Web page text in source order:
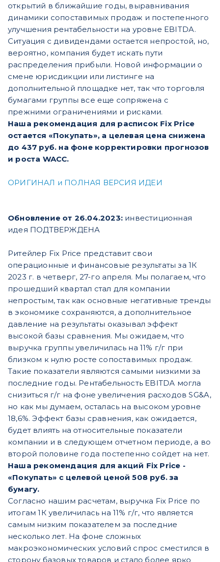
открытий в ближайшие годы, выравнивания
динамики сопоставимых продаж и постепенного
улучшения рентабельности на уровне EBITDA.
Ситуация с дивидендами остается непростой, но,
вероятно, компания будет искать пути
распределения прибыли. Новой информации о
смене юрисдикции или листинге на
дополнительной площадке нет, так что торговля
бумагами группы все еще сопряжена с
прежними ограничениями и рисками.
Наша рекомендация для расписок Fix Price
остается «Покупать», а целевая цена снижена
до 437 руб. на фоне корректировки прогнозов
и роста WACC.
ОРИГИНАЛ и ПОЛНАЯ ВЕРСИЯ ИДЕИ
Обновление от 26.04.2023: инвестиционная
идея ПОДТВЕРЖДЕНА
Ритейлер Fix Price представит свои
операционные и финансовые результаты за 1К
2023 г. в четверг, 27-го апреля. Мы полагаем, что
прошедший квартал стал для компании
непростым, так как основные негативные тренды
в экономике сохраняются, а дополнительное
давление на результаты оказывал эффект
высокой базы сравнения. Мы ожидаем, что
выручка группы увеличилась на 11% г/г при
близком к нулю росте сопоставимых продаж.
Такие показатели являются самыми низкими за
последние годы. Рентабельность EBITDA могла
снизиться г/г на фоне увеличения расходов SG&A,
но как мы думаем, осталась на высоком уровне
18,6%. Эффект базы сравнения, как ожидается,
будет влиять на относительные показатели
компании и в следующем отчетном периоде, а во
второй половине года постепенно сойдет на нет.
Наша рекомендация для акций Fix Price -
«Покупать» с целевой ценой 508 руб. за
бумагу.
Согласно нашим расчетам, выручка Fix Price по
итогам 1К увеличилась на 11% г/г, что является
самым низким показателем за последние
несколько лет. На фоне сложных
макроэкономических условий спрос сместился в
сторону базовых товаров и стало более ярко